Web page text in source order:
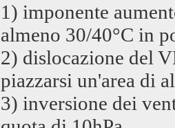
1) imponente
almeno 30/40°C in
2) dislocazione del
piazzarsi un'area di
3) inversione dei